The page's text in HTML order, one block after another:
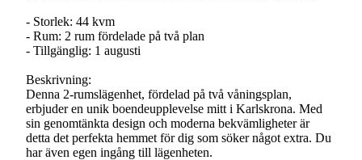
- Storlek: 44 kvm
- Rum: 2 rum fördelade på två plan
- Tillgänglig: 1 augusti
Beskrivning:
Denna 2-rumslägenhet, fördelad på två våningsplan,
erbjuder en unik boendeupplevelse mitt i Karlskrona. Med
sin genomtänkta design och moderna bekvämligheter är
detta det perfekta hemmet för dig som söker något extra. Du
har även egen ingång till lägenheten.